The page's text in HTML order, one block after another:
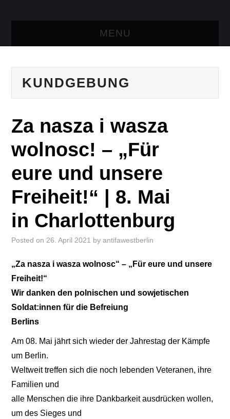
MENU
TRESEN
KUNDGEBUNG
Za nasza i wasza
wolnosc! – „Für
eure und unsere
Freiheit!“ | 8. Mai
in Charlottenburg
Posted on 26. April 2021 byantifawestberlin
„Za nasza i wasza wolnosc“ – „Für eure und unsere
Freiheit!“
Wir danken den polnischen und sowjetischen
Soldat:innen für die Befreiung
Berlins
Am 08. Mai jährt sich wieder der Jahrestag der Kämpfe
um Berlin.
Weltweit treffen sich die noch lebenden Veteranen, ihre
Familien und
alle Menschen die ihre Dankbarkeit ausdrücken wollen,
um des Sieges und